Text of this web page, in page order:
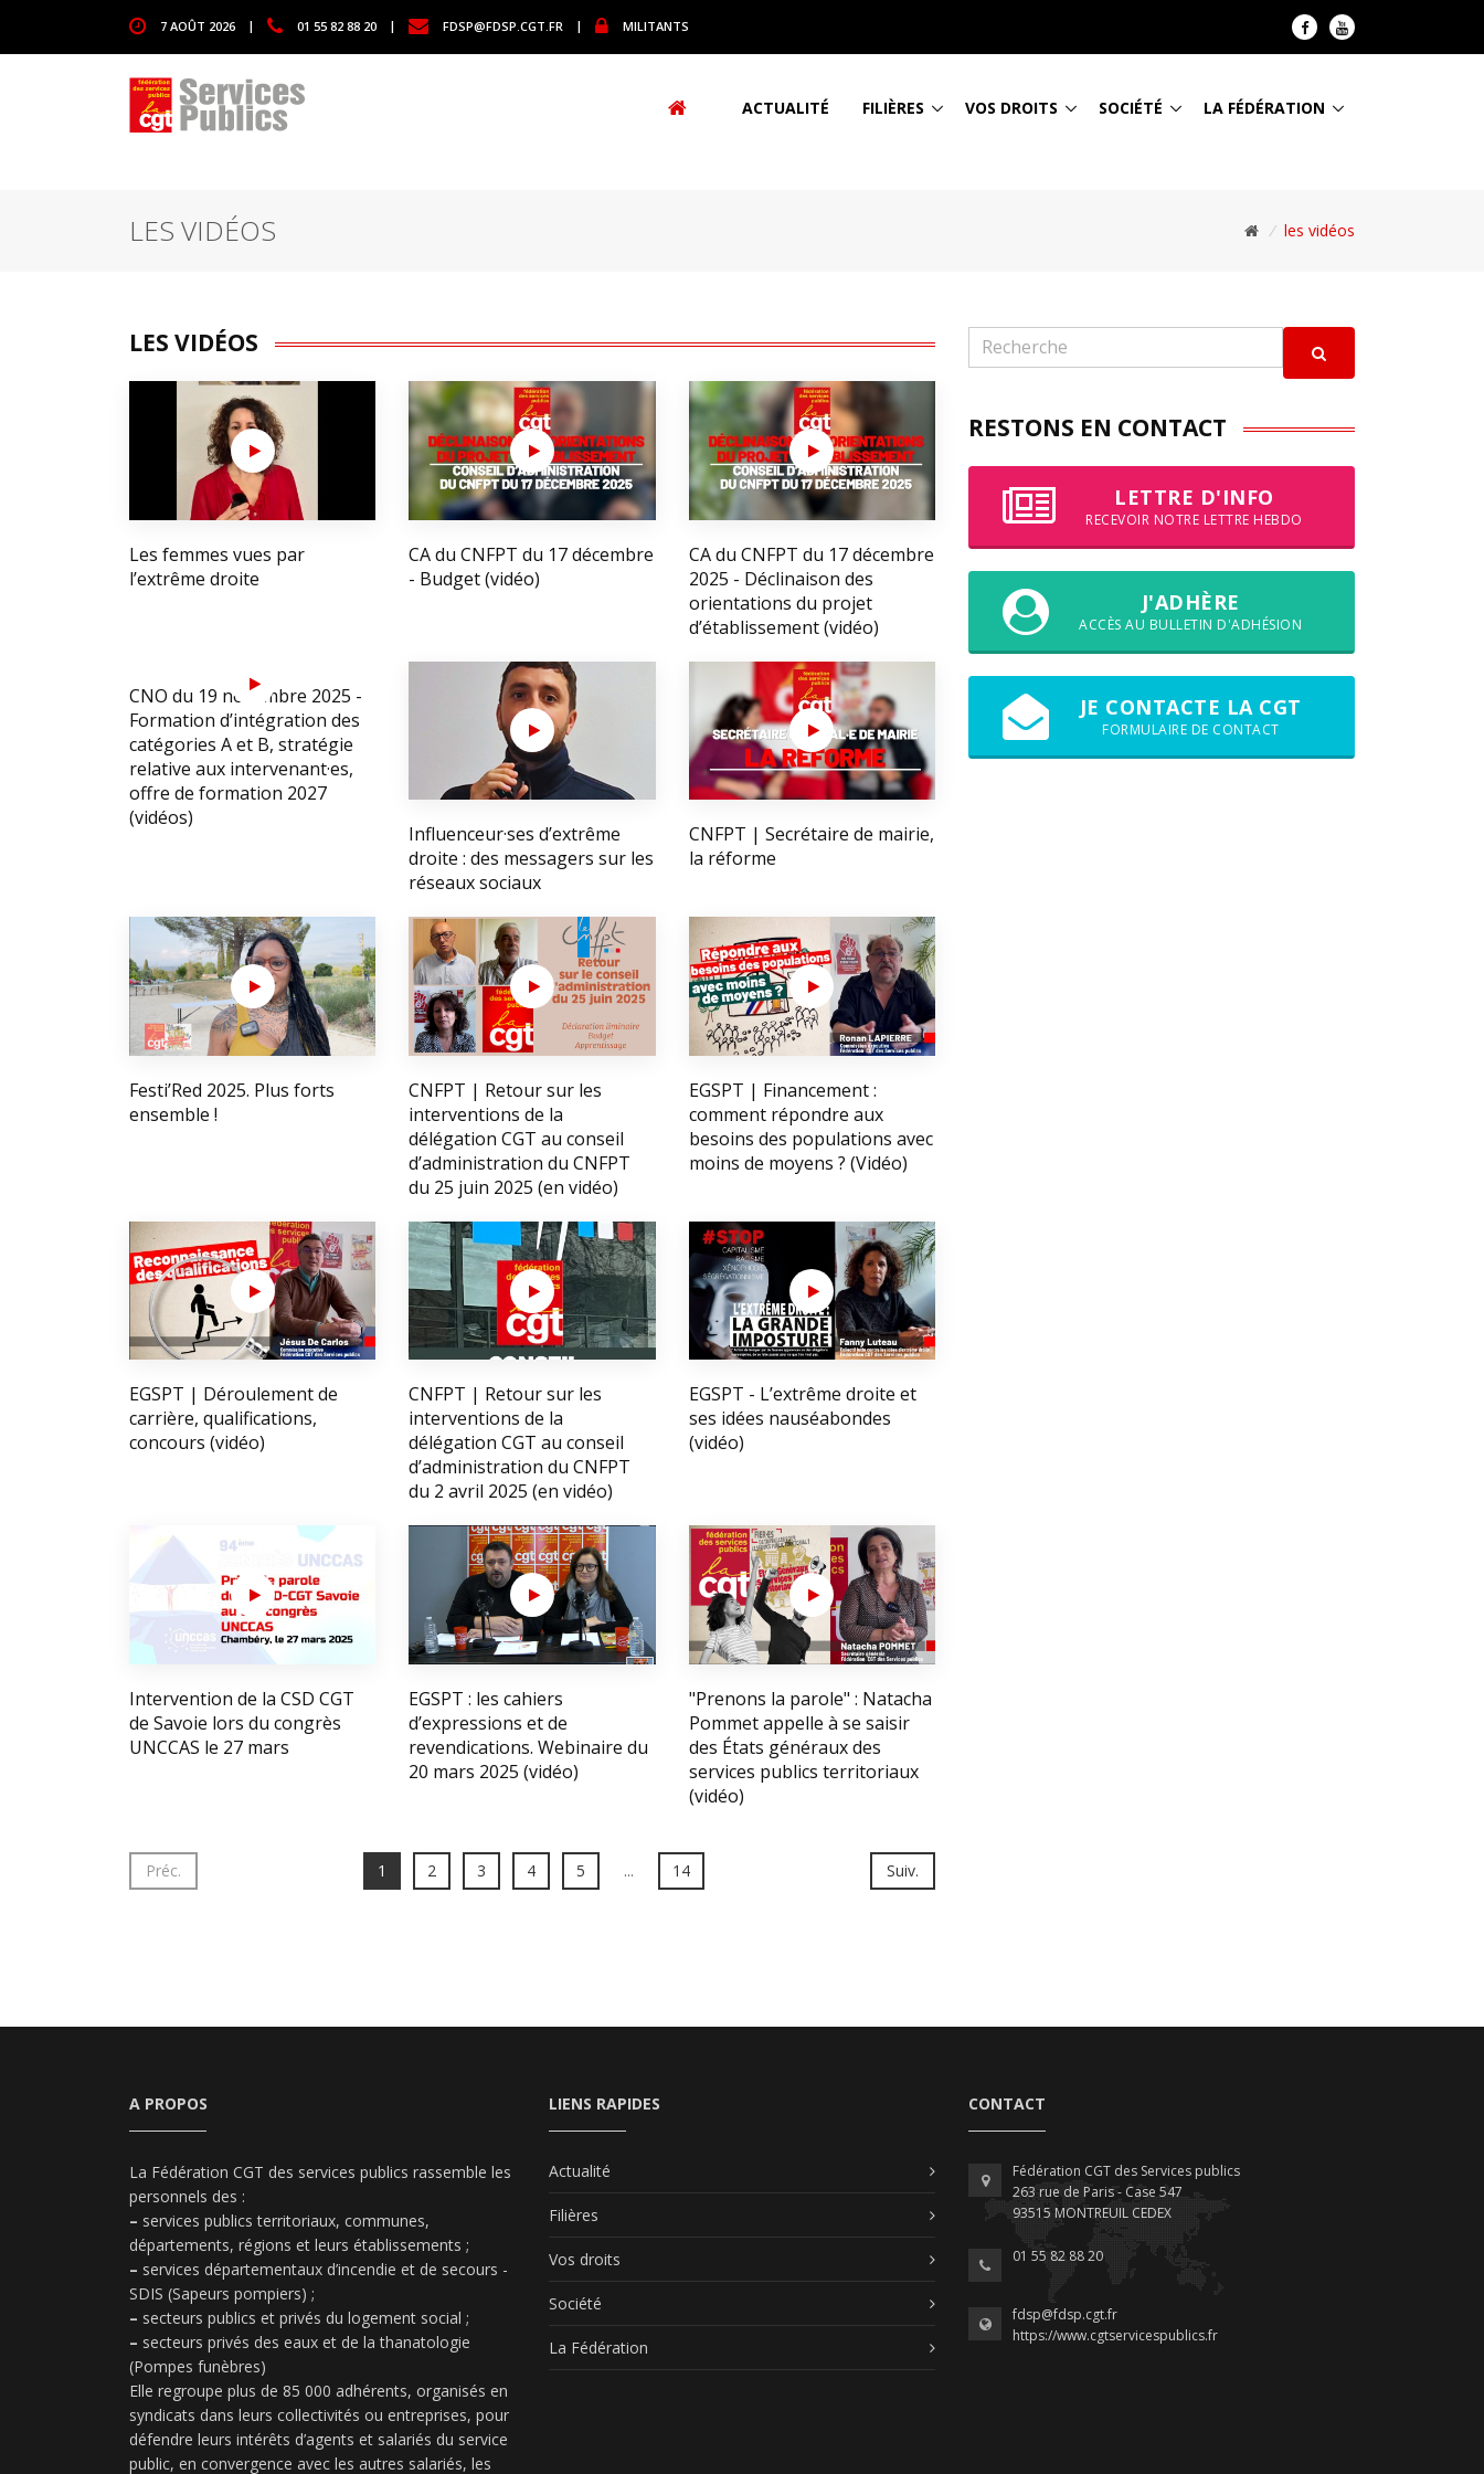
7 AOÛT 2026 | 01 55 82 88 20 | FDSP@FDSP.CGT.FR | MILITANTS
ACTUALITÉ FILIÈRES VOS DROITS SOCIÉTÉ LA FÉDÉRATION
LES VIDÉOS / les vidéos
LES VIDÉOS
Les femmes vues par
l’extrême droite
CA du CNFPT du 17 décembre
- Budget (vidéo)
CA du CNFPT du 17 décembre
2025 - Déclinaison des
orientations du projet
d’établissement (vidéo)
CNO du 19 novembre 2025 -
Formation d’intégration des
catégories A et B, stratégie
relative aux intervenant·es,
offre de formation 2027
(vidéos)
Influenceur·ses d’extrême
droite : des messagers sur les
réseaux sociaux
CNFPT | Secrétaire de mairie,
la réforme
Festi’Red 2025. Plus forts
ensemble !
CNFPT | Retour sur les
interventions de la
délégation CGT au conseil
d’administration du CNFPT
du 25 juin 2025 (en vidéo)
EGSPT | Financement :
comment répondre aux
besoins des populations avec
moins de moyens ? (Vidéo)
EGSPT | Déroulement de
carrière, qualifications,
concours (vidéo)
CNFPT | Retour sur les
interventions de la
délégation CGT au conseil
d’administration du CNFPT
du 2 avril 2025 (en vidéo)
EGSPT - L’extrême droite et
ses idées nauséabondes
(vidéo)
Intervention de la CSD CGT
de Savoie lors du congrès
UNCCAS le 27 mars
EGSPT : les cahiers
d’expressions et de
revendications. Webinaire du
20 mars 2025 (vidéo)
"Prenons la parole" : Natacha
Pommet appelle à se saisir
des États généraux des
services publics territoriaux
(vidéo)
Préc. 1 2 3 4 5 ... 14 Suiv.
RESTONS EN CONTACT
LETTRE D'INFO
RECEVOIR NOTRE LETTRE HEBDO
J'ADHÈRE
ACCÈS AU BULLETIN D'ADHÉSION
JE CONTACTE LA CGT
FORMULAIRE DE CONTACT
A PROPOS
La Fédération CGT des services publics rassemble les
personnels des :
– services publics territoriaux, communes,
départements, régions et leurs établissements ;
– services départementaux d’incendie et de secours -
SDIS (Sapeurs pompiers) ;
– secteurs publics et privés du logement social ;
– secteurs privés des eaux et de la thanatologie
(Pompes funèbres)
Elle regroupe plus de 85 000 adhérents, organisés en
syndicats dans leurs collectivités ou entreprises, pour
défendre leurs intérêts d’agents et salariés du service
public, en convergence avec les autres salariés, les
LIENS RAPIDES
Actualité
Filières
Vos droits
Société
La Fédération
CONTACT
Fédération CGT des Services publics
263 rue de Paris - Case 547
93515 MONTREUIL CEDEX
01 55 82 88 20
fdsp@fdsp.cgt.fr
https://www.cgtservicespublics.fr